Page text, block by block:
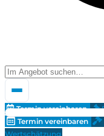
Termin vereinbaren
Termin vereinbaren
Wertschätzung